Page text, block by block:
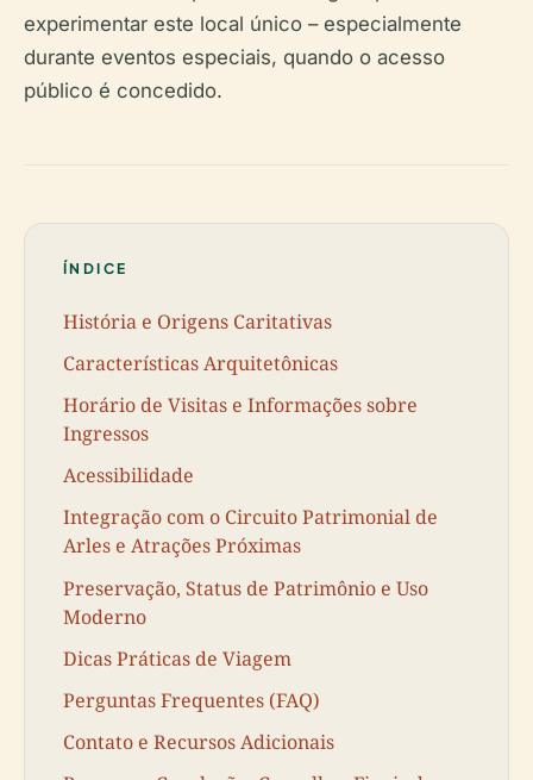
experimentar este local único – especialmente
durante eventos especiais, quando o acesso
público é concedido.
ÍNDICE
História e Origens Caritativas
Características Arquitetônicas
Horário de Visitas e Informações sobre
Ingressos
Acessibilidade
Integração com o Circuito Patrimonial de
Arles e Atrações Próximas
Preservação, Status de Patrimônio e Uso
Moderno
Dicas Práticas de Viagem
Perguntas Frequentes (FAQ)
Contato e Recursos Adicionais